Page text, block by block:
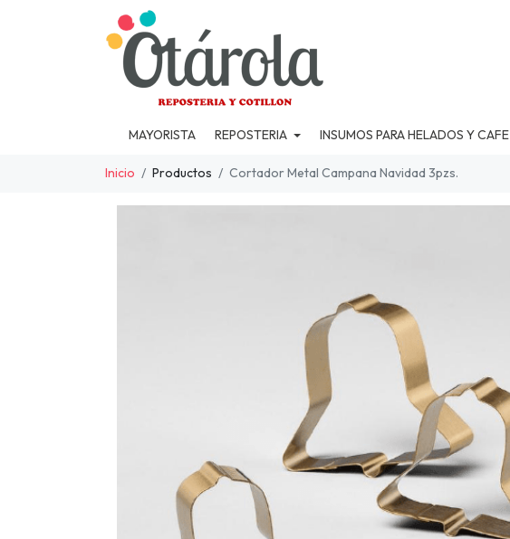
MAYORISTA REPOSTERIA INSUMOS PARA HELADOS Y CAFE
Inicio Productos Cortador Metal Campana Navidad 3pzs.